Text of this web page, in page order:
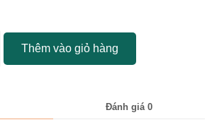
Thêm vào giỏ hàng
Đánh giá 0